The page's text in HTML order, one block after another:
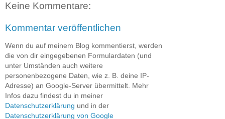
Keine Kommentare:
Kommentar veröffentlichen
Wenn du auf meinem Blog kommentierst, werden
die von dir eingegebenen Formulardaten (und
unter Umständen auch weitere
personenbezogene Daten, wie z. B. deine IP-
Adresse) an Google-Server übermittelt. Mehr
Infos dazu findest du in meiner
Datenschutzerklärung und in der
Datenschutzerklärung von Google